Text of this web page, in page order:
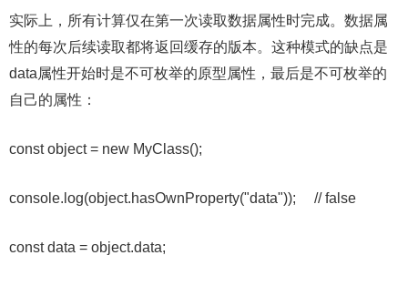
实际上，所有计算仅在第一次读取数据属性时完成。数据属
性的每次后续读取都将返回缓存的版本。这种模式的缺点是
data属性开始时是不可枚举的原型属性，最后是不可枚举的
自己的属性：
const object = new MyClass();
console.log(object.hasOwnProperty("data")); // false
const data = object.data;